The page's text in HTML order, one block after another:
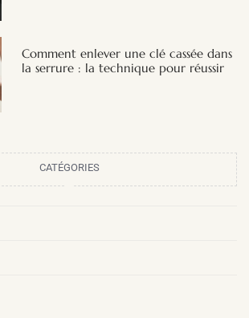
Comment enlever une clé cassée dans
la serrure : la technique pour réussir
CATÉGORIES